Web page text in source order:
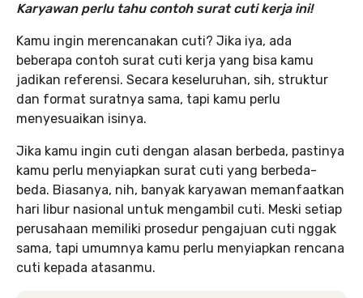
Karyawan perlu tahu contoh surat cuti kerja ini!
Kamu ingin merencanakan cuti? Jika iya, ada
beberapa contoh surat cuti kerja yang bisa kamu
jadikan referensi. Secara keseluruhan, sih, struktur
dan format suratnya sama, tapi kamu perlu
menyesuaikan isinya.
Jika kamu ingin cuti dengan alasan berbeda, pastinya
kamu perlu menyiapkan surat cuti yang berbeda-
beda. Biasanya, nih, banyak karyawan memanfaatkan
hari libur nasional untuk mengambil cuti. Meski setiap
perusahaan memiliki prosedur pengajuan cuti nggak
sama, tapi umumnya kamu perlu menyiapkan rencana
cuti kepada atasanmu.